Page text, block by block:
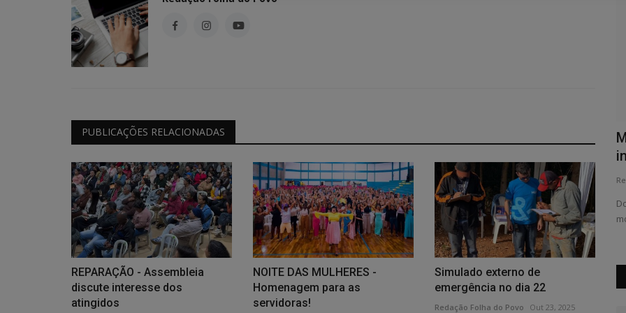
PUBLICAÇÕES RELACIONADAS
REPARAÇÃO - Assembleia
discute interesse dos
atingidos
NOITE DAS MULHERES -
Homenagem para as
servidoras!
Simulado externo de
emergência no dia 22
Redação Folha do Povo
Out 23, 2025
Casa chegam
destaques dos
OPORTUNIDADE - Cultiva abre
Redação Folha do Povo Jul 27, 2026 0 79
Programa gratuito oferece formação, mentoria e apoio
financeiro para coletivos e...
Redação Folha do Povo Jun 13, 2026 0 542